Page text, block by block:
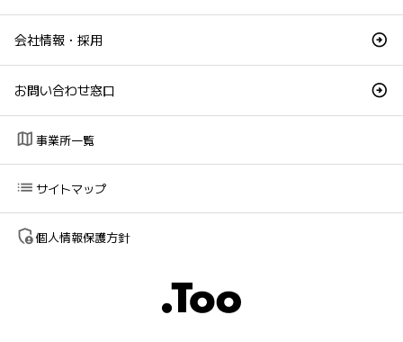
会社情報・採用
お問い合わせ窓口
map 事業所一覧
list サイトマップ
admin_panel_settings個人情報保護方針